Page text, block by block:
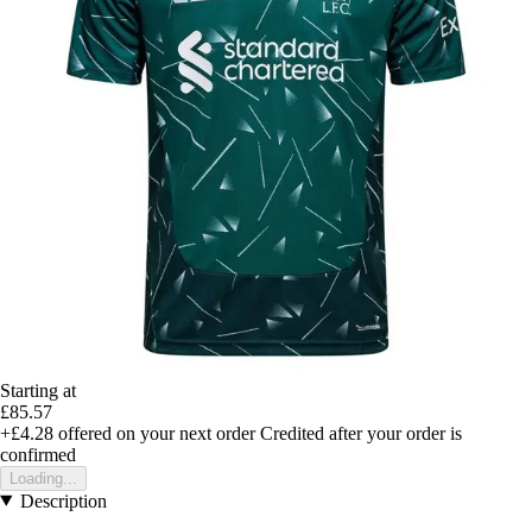
Starting at
£85.57
+£4.28 offered on your next order Credited after your order is
confirmed
Loading...
Description